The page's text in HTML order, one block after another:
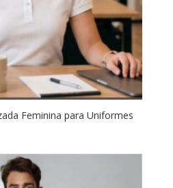
Feminina para Uniformes